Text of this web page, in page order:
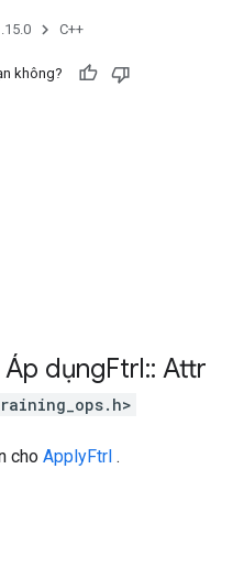
C++
không?
Áp dụngFtrl:: Attr
cho ApplyFtrl .